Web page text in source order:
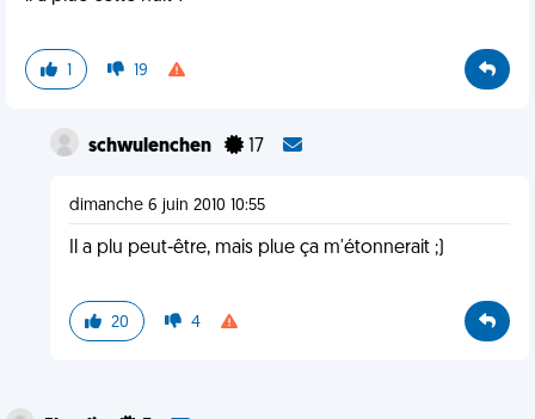
1 19
schwulenchen 17
dimanche 6 juin 2010 10:55
Il a plu peut-être, mais plue ça m'étonnerait ;)
20 4